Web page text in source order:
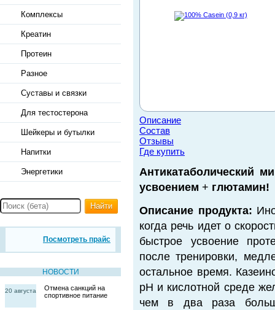
Комплексы
Креатин
Протеин
Разное
Суставы и связки
Для тестостерона
Шейкеры и бутылки
Напитки
Энергетики
Найти
Посмотреть прайс
НОВОСТИ
20 августа
Отмена санкций на
спортивное питание
Описание
Состав
Отзывы
Где купить
Антикатаболический
усвоением + глютамин!
Описание продукта:
когда речь идет о
быстрое усвоение
после тренировки,
остальное время.
pH и кислотной среде
чем в два раза